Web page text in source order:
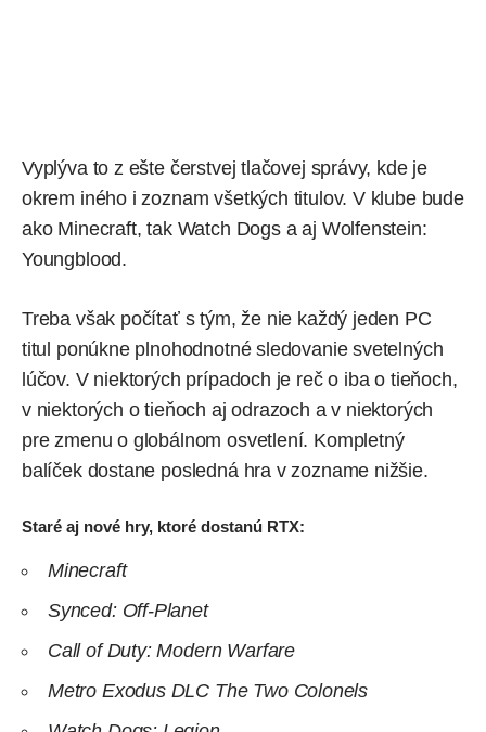
Vyplýva to z ešte čerstvej tlačovej správy, kde je
okrem iného i zoznam všetkých titulov. V klube bude
ako Minecraft, tak Watch Dogs a aj Wolfenstein:
Youngblood.
Treba však počítať s tým, že nie každý jeden PC
titul ponúkne plnohodnotné sledovanie svetelných
lúčov. V niektorých prípadoch je reč o iba o tieňoch,
v niektorých o tieňoch aj odrazoch a v niektorých
pre zmenu o globálnom osvetlení. Kompletný
balíček dostane posledná hra v zozname nižšie.
Staré aj nové hry, ktoré dostanú RTX:
Minecraft
Synced: Off-Planet
Call of Duty: Modern Warfare
Metro Exodus DLC The Two Colonels